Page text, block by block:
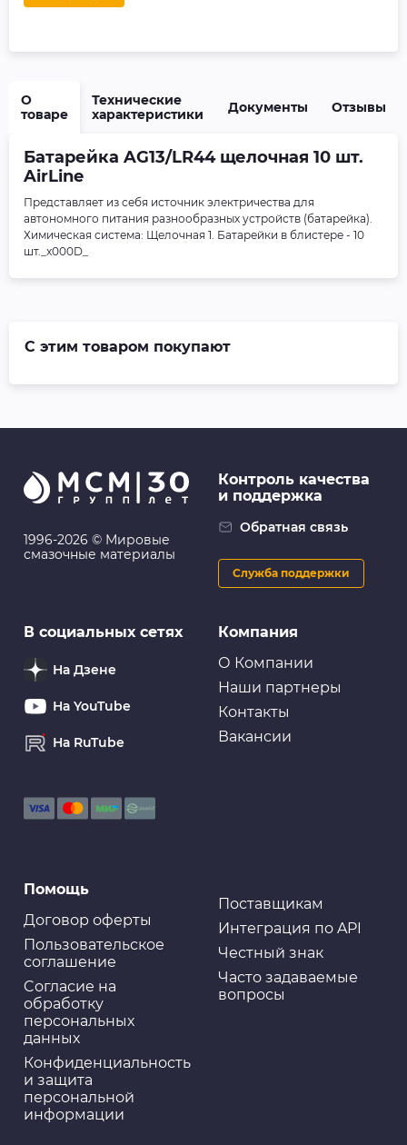
О
товаре
Технические
характеристики
Документы Отзывы
Батарейка AG13/LR44 щелочная 10 шт.
AirLine
Представляет из себя источник электричества для
автономного питания разнообразных устройств (батарейка).
Химическая система: Щелочная 1. Батарейки в блистере - 10
шт._x000D_
С этим товаром покупают
1996-2026 © Мировые
смазочные материалы
Компания
О Компании
Наши партнеры
Контакты
Вакансии
Помощь
Договор оферты
Пользовательское
соглашение
Cогласие на
обработку
персональных
данных
Конфиденциальность
и защита
персональной
информации
Поставщикам
Интеграция по API
Честный знак
Часто задаваемые
вопросы
Контроль качества
и поддержка
Обратная связь
Служба поддержки
В социальных сетях
На Дзене
На YouTube
На RuTube